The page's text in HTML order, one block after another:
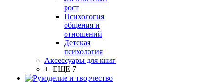
рост
Психология
общения и
отношений
Детская
психология
Аксессуары для книг
+ ЕЩЕ 7